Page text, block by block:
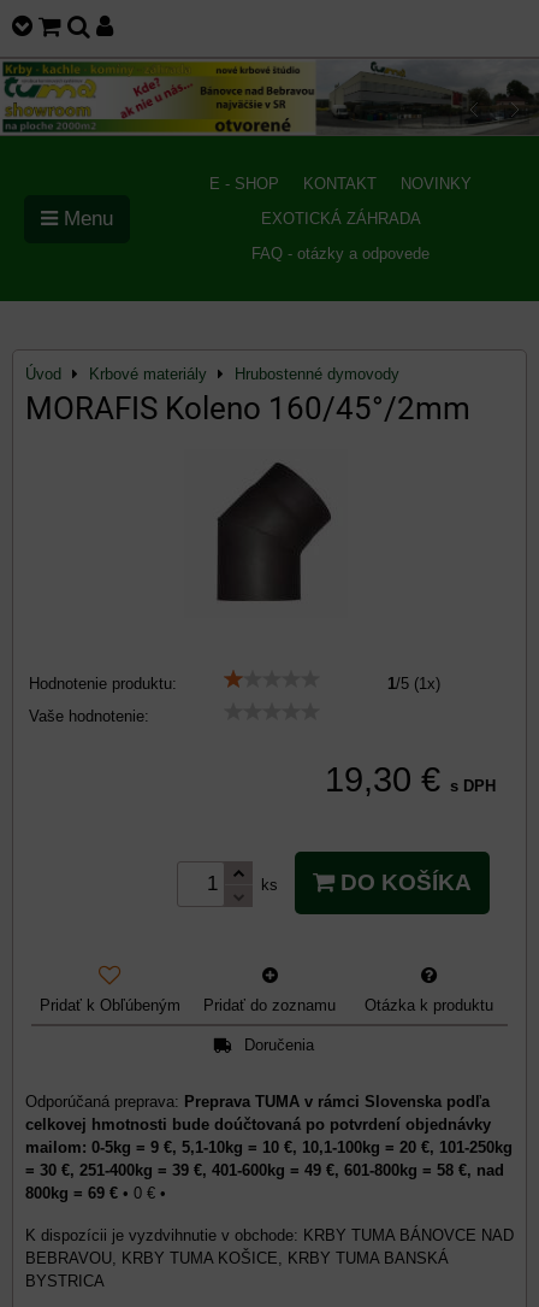
E - SHOP KONTAKT
NOVINKY
EXOTICKÁ ZÁHRADA
FAQ - otázky a odpovede
Menu
Úvod Krbové materiály Hrubostenné dymovody
MORAFIS Koleno 160/45°/2mm
Hodnotenie produktu: 1/5 (1x)
Vaše hodnotenie:
19,30 € s DPH
ks DO KOŠÍKA
Pridať k Obľúbeným Pridať do zoznamu Otázka k produktu
Doručenia
Preprava TUMA v rámci Slovenska podľa
celkovej hmotnosti bude doúčtovaná po potvrdení objednávky
mailom: 0-5kg = 9 €, 5,1-10kg = 10 €, 10,1-100kg = 20 €, 101-250kg
= 30 €, 251-400kg = 39 €, 401-600kg = 49 €, 601-800kg = 58 €, nad
800kg = 69 € • 0 € •
KRBY TUMA BÁNOVCE NAD
BEBRAVOU, KRBY TUMA KOŠICE, KRBY TUMA BANSKÁ
BYSTRICA